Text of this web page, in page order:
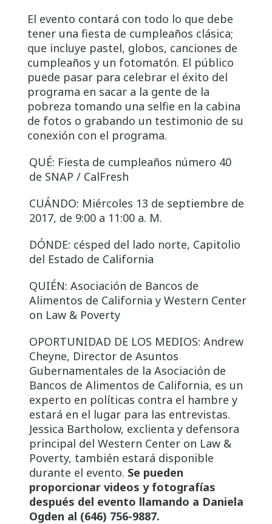
El evento contará con todo lo que debe
tener una fiesta de cumpleaños clásica;
que incluye pastel, globos, canciones de
cumpleaños y un fotomatón. El público
puede pasar para celebrar el éxito del
programa en sacar a la gente de la
pobreza tomando una selfie en la cabina
de fotos o grabando un testimonio de su
conexión con el programa.
QUÉ: Fiesta de cumpleaños número 40
de SNAP / CalFresh
CUÁNDO: Miércoles 13 de septiembre de
2017, de 9:00 a 11:00 a. M.
DÓNDE: césped del lado norte, Capitolio
del Estado de California
QUIÉN: Asociación de Bancos de
Alimentos de California y Western Center
on Law & Poverty
OPORTUNIDAD DE LOS MEDIOS: Andrew
Cheyne, Director de Asuntos
Gubernamentales de la Asociación de
Bancos de Alimentos de California, es un
experto en políticas contra el hambre y
estará en el lugar para las entrevistas.
Jessica Bartholow, exclienta y defensora
principal del Western Center on Law &
Poverty, también estará disponible
durante el evento. Se pueden
proporcionar videos y fotografías
después del evento llamando a Daniela
Ogden al (646) 756-9887.